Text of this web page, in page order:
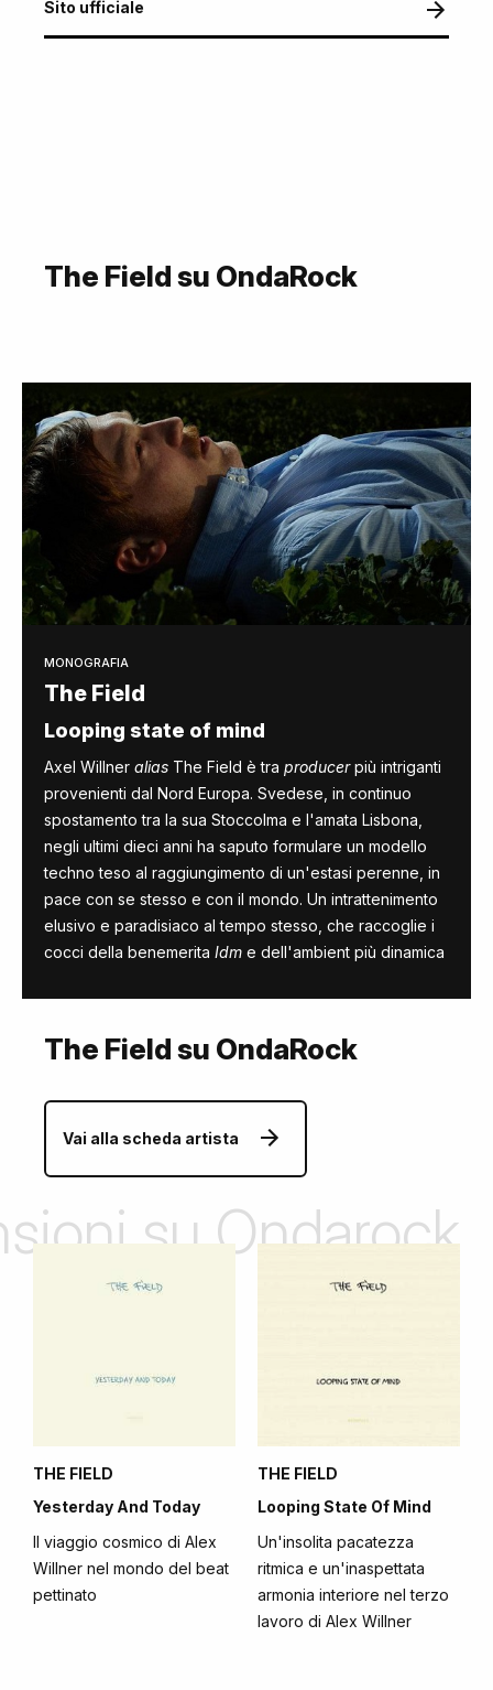
Sito ufficiale
The Field su OndaRock
MONOGRAFIA
The Field
Looping state of mind
Axel Willner alias The Field è tra producerpiù intriganti
provenienti dal Nord Europa. Svedese, in continuo
spostamento tra la sua Stoccolma e l'amata Lisbona,
negli ultimi dieci anni ha saputo formulare un modello
techno teso al raggiungimento di un'estasi perenne, in
pace con se stesso e con il mondo. Un intrattenimento
elusivo e paradisiaco al tempo stesso, che raccoglie i
cocci della benemerita Idm e dell'ambient più dinamica
The Field su OndaRock
Vai alla scheda artista
su Ondarock
THE FIELD
Yesterday And Today
Il viaggio cosmico di Alex
Willner nel mondo del beat
pettinato
THE FIELD
Looping State Of Mind
Un'insolita pacatezza
ritmica e un'inaspettata
armonia interiore nel terzo
lavoro di Alex Willner